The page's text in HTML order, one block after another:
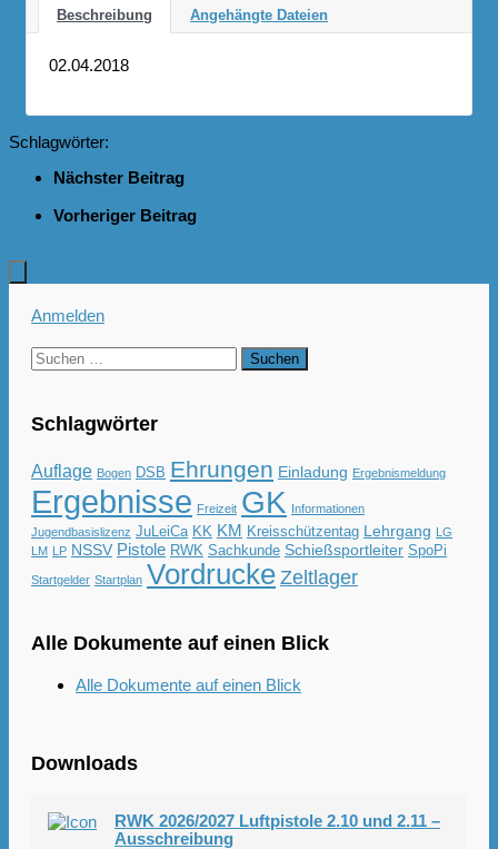
Beschreibung Angehängte Dateien
02.04.2018
Schlagwörter:
Nächster Beitrag
Vorheriger Beitrag
Anmelden
Suchen
nach:
Schlagwörter
Auflage Bogen DSB Ehrungen Einladung Ergebnismeldung
Ergebnisse Freizeit GK Informationen
Jugendbasislizenz JuLeiCa KK KM Kreisschützentag Lehrgang LG
LM LP NSSV Pistole RWK Sachkunde Schießsportleiter SpoPi
Startgelder Startplan Vordrucke Zeltlager
Alle Dokumente auf einen Blick
Alle Dokumente auf einen Blick
Downloads
RWK 2026/2027 Luftpistole 2.10 und 2.11 –
Ausschreibung